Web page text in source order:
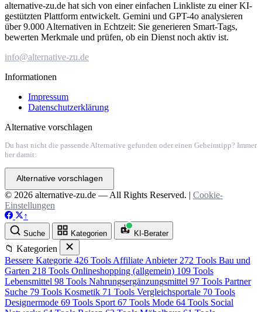
alternative-zu.de hat sich von einer einfachen Linkliste zu einer KI-
gestützten Plattform entwickelt. Gemini und GPT-4o analysieren
über 9.000 Alternativen in Echtzeit: Sie generieren Smart-Tags,
bewerten Merkmale und prüfen, ob ein Dienst noch aktiv ist.
info@alternative-zu.de
Informationen
Impressum
Datenschutzerklärung
Alternative vorschlagen
Du hast nicht die passende Alternative gefunden oder einen Geheimtipp? Immer
her damit:
Alternative vorschlagen
© 2026 alternative-zu.de — All Rights Reserved. | Cookie-
Einstellungen
↑
Suche Kategorien KI-Berater
📁 Kategorien
Bessere Kategorie 426 Tools Affiliate Anbieter 272 Tools Bau und
Garten 218 Tools Onlineshopping (allgemein) 109 Tools
Lebensmittel 98 Tools Nahrungsergänzungsmittel 97 Tools Partner
Suche 79 Tools Kosmetik 71 Tools Vergleichsportale 70 Tools
Designermode 69 Tools Sport 67 Tools Mode 64 Tools Social